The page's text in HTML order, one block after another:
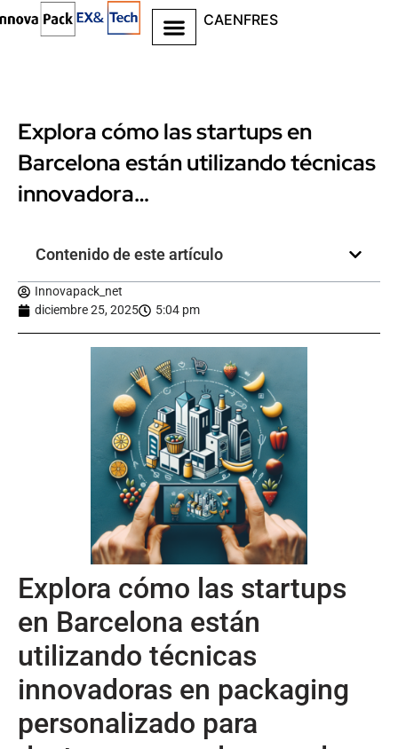
CAENFRES
Explora cómo las startups en
Barcelona están utilizando técnicas
innovadora…
Contenido de este artículo
Innovapack_net
diciembre 25, 2025
5:04 pm
Explora cómo las startups
en Barcelona están
utilizando técnicas
innovadoras en packaging
personalizado para